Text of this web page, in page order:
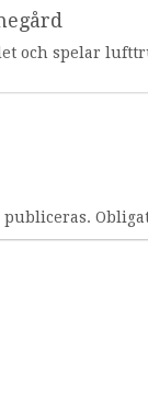
och spelar
publiceras.